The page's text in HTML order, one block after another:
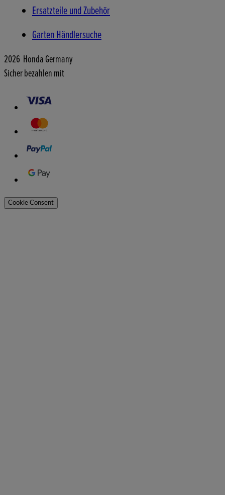
Ersatzteile und Zubehör
Garten Händlersuche
2026 Honda Germany
Sicher bezahlen mit
Cookie Consent